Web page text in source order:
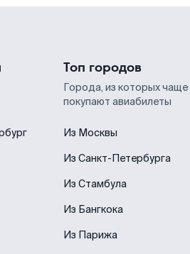
Топ городов
Города, из которых чаще
покупают авиабилеты
Из Москвы
Из Санкт-Петербурга
Из Стамбула
Из Бангкока
Из Парижа